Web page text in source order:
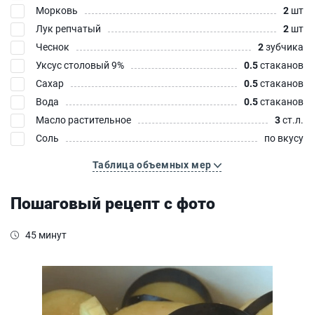
Морковь
2 шт
Лук репчатый
2 шт
Чеснок
2зубчика
Уксус столовый 9%
0.5стаканов
Сахар
0.5стаканов
Вода
0.5стаканов
Масло растительное
3ст.л.
Соль
по вкусу
Таблица объемных мер
Пошаговый рецепт с фото
45 минут